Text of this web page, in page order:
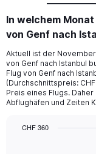
In welchem
von Genf nach
Aktuell ist der
von Genf nach Istanbul
Flug von Genf nach
(Durchschnittspreis:
Preis eines Flugs.
Abflughäfen und Zeiten
CHF 360